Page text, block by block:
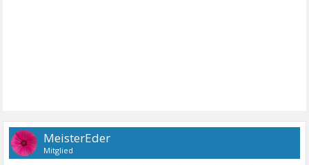
MeisterEder
Mitglied